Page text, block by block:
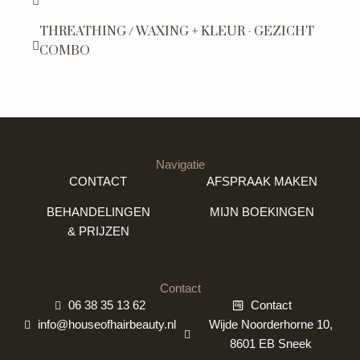
THREATHING / WAXING + KLEUR - GEZICHT
COMBO
Navigatie
CONTACT
BEHANDELINGEN
& PRIJZEN
AFSPRAAK MAKEN
MIJN BOEKINGEN
Contact
06 38 35 13 62
info@houseofhairbeauty.nl
Contact
Wijde Noorderhorne 10,
8601 EB Sneek